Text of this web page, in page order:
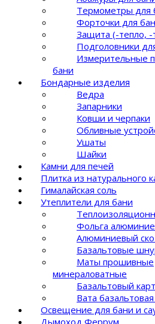
Термометры для
Форточки для
Защита (-тепло, -
Подголовники
Измерительные
бани
Бондарные изделия
Ведра
Запарники
Ковши и черпаки
Обливные
Ушаты
Шайки
Камни для печей
Плитка из натурального
Гималайская соль
Утеплители для бани
Фольга
Алюминиевый
Базальтовые
Маты прошивные
минераловатные
Базальтовый
Вата
Освещение для бани и
Дымоход Феррум